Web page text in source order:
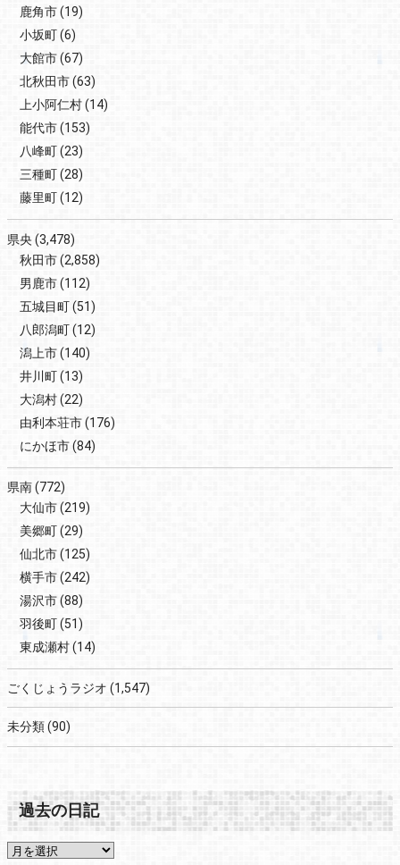
鹿角市(19)
小坂町(6)
大館市(67)
北秋田市(63)
上小阿仁村(14)
能代市(153)
八峰町(23)
三種町(28)
藤里町(12)
県央 (3,478)
秋田市(2,858)
男鹿市(112)
五城目町(51)
八郎潟町(12)
潟上市(140)
井川町(13)
大潟村(22)
由利本荘市(176)
にかほ市(84)
県南(772)
大仙市(219)
美郷町(29)
仙北市(125)
横手市(242)
湯沢市(88)
羽後町(51)
東成瀬村(14)
ごくじょうラジオ (1,547)
未分類(90)
過去の日記